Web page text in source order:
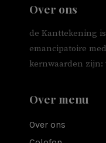
Over ons
de Kanttekening
emancipatoire
kernwaarden
Over menu
Over ons